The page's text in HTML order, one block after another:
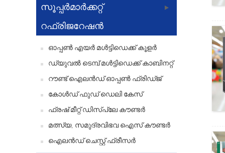
സൂപ്പർമാർക്കറ്റ്
റഫ്രിജറേഷൻ
ഓപ്പൺ എയർ മൾട്ടിഡെക്ക് കൂളർ
ഡ്യുവൽ ടെമ്പ് മൾട്ടിഡെക്ക് കാബിനറ്റ്
റൗണ്ട് ഐലൻഡ് ഓപ്പൺ ഫ്രിഡ്ജ്
കോൾഡ് ഫുഡ് ഡെലി കേസ്
ഫ്രഷ് മീറ്റ് ഡിസ്പ്ലേ കൗണ്ടർ
മത്സ്യ, സമുദ്രവിഭവ ഐസ് കൗണ്ടർ
ഐലൻഡ് ചെസ്റ്റ് ഫ്രീസർ